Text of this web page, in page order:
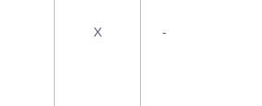
X -